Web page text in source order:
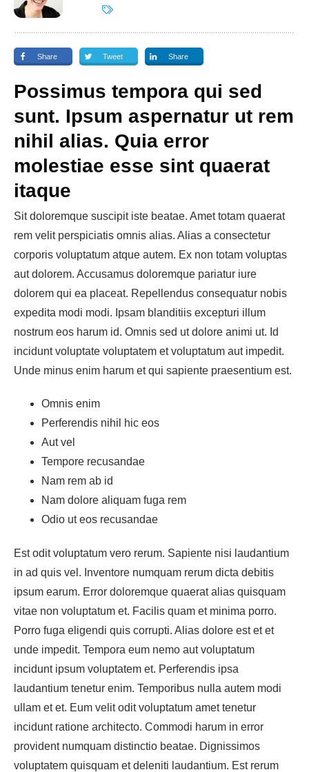
Share Tweet Share
Possimus tempora qui sed
sunt. Ipsum aspernatur ut rem
nihil alias. Quia error
molestiae esse sint quaerat
itaque
Sit doloremque suscipit iste beatae. Amet totam quaerat
rem velit perspiciatis omnis alias. Alias a consectetur
corporis voluptatum atque autem. Ex non totam voluptas
aut dolorem. Accusamus doloremque pariatur iure
dolorem qui ea placeat. Repellendus consequatur nobis
expedita modi modi. Ipsam blanditiis excepturi illum
nostrum eos harum id. Omnis sed ut dolore animi ut. Id
incidunt voluptate voluptatem et voluptatum aut impedit.
Unde minus enim harum et qui sapiente praesentium est.
Omnis enim
Perferendis nihil hic eos
Aut vel
Tempore recusandae
Nam rem ab id
Nam dolore aliquam fuga rem
Odio ut eos recusandae
Est odit voluptatum vero rerum. Sapiente nisi laudantium
in ad quis vel. Inventore numquam rerum dicta debitis
ipsum earum. Error doloremque quaerat alias quisquam
vitae non voluptatum et. Facilis quam et minima porro.
Porro fuga eligendi quis corrupti. Alias dolore est et et
unde impedit. Tempora eum nemo aut voluptatum
incidunt ipsum voluptatem et. Perferendis ipsa
laudantium tenetur enim. Temporibus nulla autem modi
ullam et et. Eum velit odit voluptatum amet tenetur
incidunt ratione architecto. Commodi harum in error
provident numquam distinctio beatae. Dignissimos
voluptatem quisquam et deleniti laudantium. Est rerum